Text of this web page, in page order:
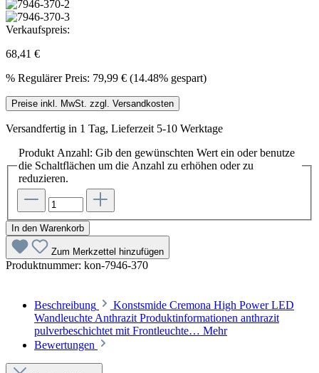
Verkaufspreis:
68,41 €
% Regulärer Preis: 79,99 € (14.48% gespart)
Preise inkl. MwSt. zzgl. Versandkosten
Versandfertig in 1 Tag, Lieferzeit 5-10 Werktage
Produkt Anzahl: Gib den gewünschten Wert ein oder benutze
die Schaltflächen um die Anzahl zu erhöhen oder zu
reduzieren.
In den Warenkorb
Zum Merkzettel hinzufügen
Produktnummer: kon-7946-370
Beschreibung
Konstsmide Cremona High Power LED
Wandleuchte Anthrazit Produktinformationen anthrazit
pulverbeschichtet mit Frontleuchte… Mehr
Bewertungen